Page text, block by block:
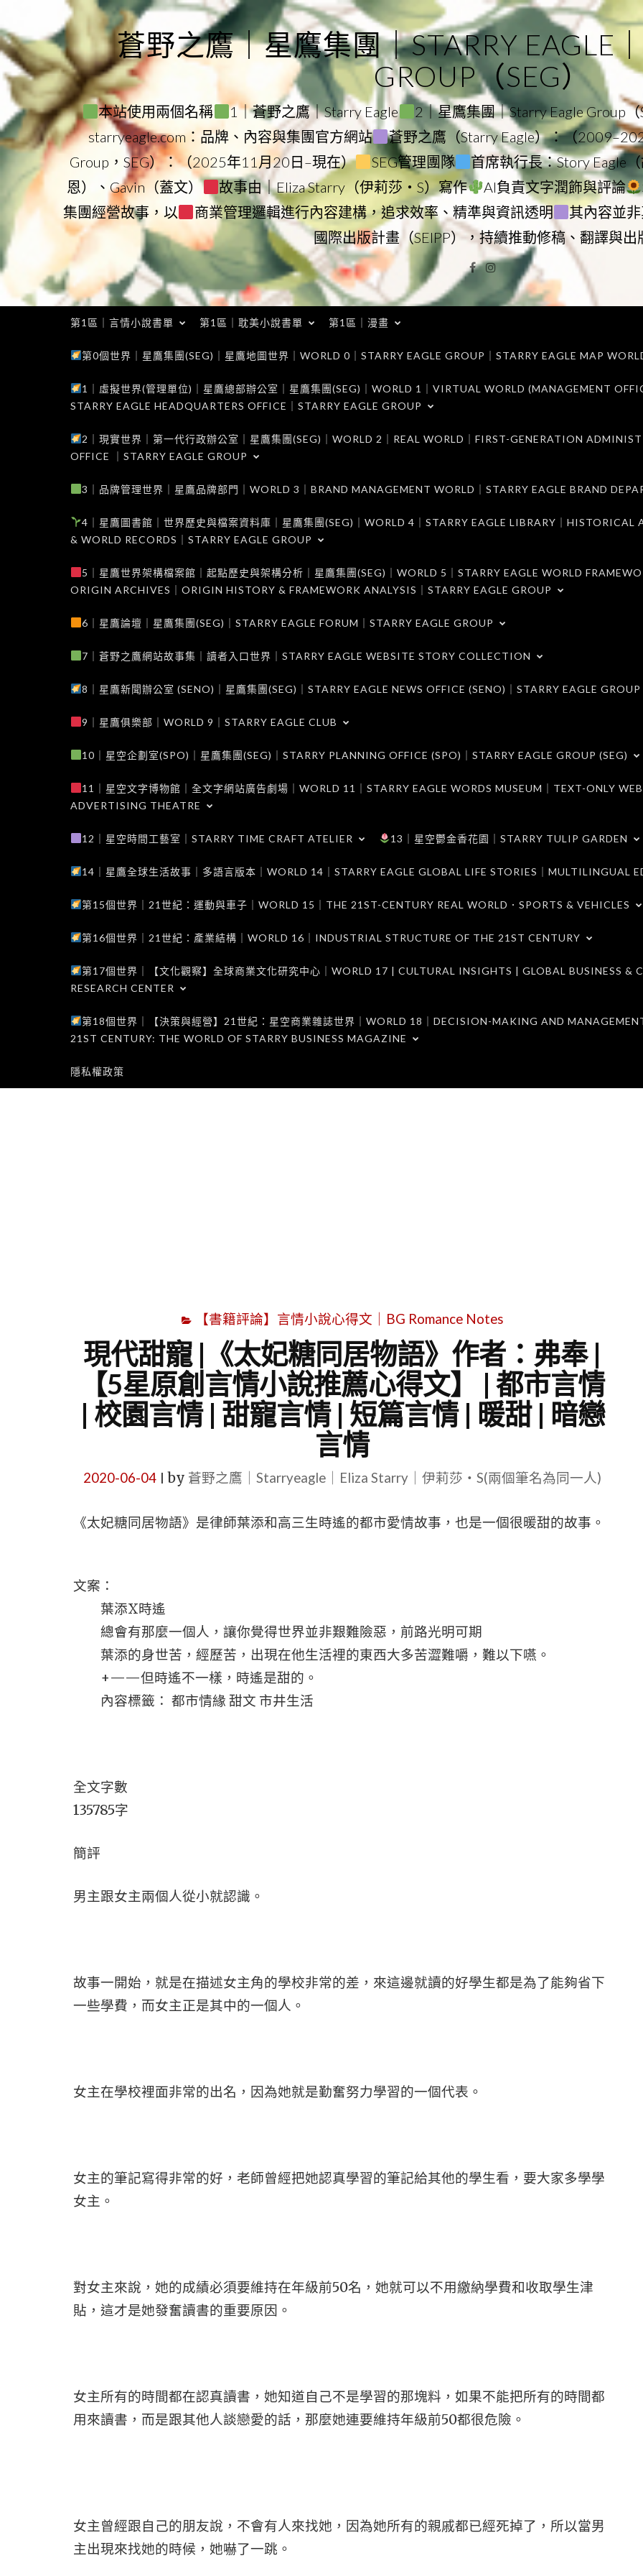
to
content
蒼野之鷹｜星鷹集團｜STARRY EAGLE
GROUP（SEG）
本站使用兩個名稱 1｜蒼野之鷹｜Starry Eagle 2｜星鷹集團｜Starry Eagle Group（
starryeagle.com：品牌、內容與集團官方網站
蒼野之鷹（Starry Eagle）：（
Group，SEG）：（2025年11月20日–現在）
SEG管理團隊 首席執行長：Story Eagle（
恩）、Gavin（蓋文）
故事由｜Eliza Starry（伊莉莎・S）寫作 AI負責文字潤飾與評論
集團經營故事，以
商業管理邏輯進行內容建構，追求效率、精準與資訊透明 其內容並
國際出版計畫（SEIPP），持續推動修稿、翻譯與出
Facebook
Instagram
第1區｜言情小說書單 第1區｜耽美小說書單 第1區｜漫畫
第0個世界｜星鷹集團(SEG)｜星鷹地圖世界｜WORLD 0｜STARRY EAGLE GROUP｜STARRY EAGLE MAP
1｜虛擬世界(管理單位)｜星鷹總部辦公室｜星鷹集團(SEG)｜WORLD 1｜VIRTUAL WORLD (MANAGEMENT
STARRY EAGLE HEADQUARTERS OFFICE｜STARRY EAGLE GROUP
2｜現實世界｜第一代行政辦公室｜星鷹集團(SEG)｜WORLD 2｜REAL WORLD｜FIRST-GENERATION
OFFICE ｜STARRY EAGLE GROUP
3｜品牌管理世界｜星鷹品牌部門｜WORLD 3｜BRAND MANAGEMENT WORLD｜STARRY EAGLE BRAND
4｜星鷹圖書館｜世界歷史與檔案資料庫｜星鷹集團(SEG)｜WORLD 4｜STARRY EAGLE LIBRARY｜HISTORICAL
& WORLD RECORDS｜STARRY EAGLE GROUP
5｜星鷹世界架構檔案館｜起點歷史與架構分析｜星鷹集團(SEG)｜WORLD 5｜STARRY EAGLE WORLD
ORIGIN ARCHIVES｜ORIGIN HISTORY & FRAMEWORK ANALYSIS｜STARRY EAGLE GROUP
6｜星鷹論壇｜星鷹集團(SEG)｜STARRY EAGLE FORUM｜STARRY EAGLE GROUP
7｜蒼野之鷹網站故事集｜讀者入口世界｜STARRY EAGLE WEBSITE STORY COLLECTION
8｜星鷹新聞辦公室 (SENO)｜星鷹集團(SEG)｜STARRY EAGLE NEWS OFFICE (SENO)｜STARRY EAGLE GROUP
9｜星鷹俱樂部｜WORLD 9｜STARRY EAGLE CLUB
10｜星空企劃室(SPO)｜星鷹集團(SEG)｜STARRY PLANNING OFFICE (SPO)｜STARRY EAGLE GROUP (SEG)
11｜星空文字博物館｜全文字網站廣告劇場｜WORLD 11｜STARRY EAGLE WORDS MUSEUM｜TEXT-ONLY
ADVERTISING THEATRE
12｜星空時間工藝室｜STARRY TIME CRAFT ATELIER 13｜星空鬱金香花園｜STARRY TULIP GARDEN
14｜星鷹全球生活故事｜多語言版本｜WORLD 14｜STARRY EAGLE GLOBAL LIFE STORIES｜MULTILINGUAL
第15個世界｜21世紀：運動與車子｜WORLD 15｜THE 21ST-CENTURY REAL WORLD．SPORTS & VEHICLES
第16個世界｜21世紀：產業結構｜WORLD 16｜INDUSTRIAL STRUCTURE OF THE 21ST CENTURY
第17個世界｜【文化觀察】全球商業文化研究中心｜WORLD 17 | CULTURAL INSIGHTS | GLOBAL BUSINESS &
RESEARCH CENTER
第18個世界｜【決策與經營】21世紀：星空商業雜誌世界｜WORLD 18｜DECISION-MAKING AND
21ST CENTURY: THE WORLD OF STARRY BUSINESS MAGAZINE
隱私權政策
【書籍評論】言情小說心得文｜BG Romance Notes
現代甜寵 |《太妃糖同居物語》作者：弗奉 |
【5星原創言情小說推薦心得文】 | 都市言情
| 校園言情 | 甜寵言情 | 短篇言情 | 暖甜 | 暗戀
言情
2020-06-04 by 蒼野之鷹｜Starryeagle｜Eliza Starry｜伊莉莎・S(兩個筆名為同一人)
《太妃糖同居物語》是律師葉添和高三生時遙的都市愛情故事，也是一個很暖甜的故事。
文案：
葉添X時遙
總會有那麼一個人，讓你覺得世界並非艱難險惡，前路光明可期
葉添的身世苦，經歷苦，出現在他生活裡的東西大多苦澀難嚼，難以下嚥。
+——但時遙不一樣，時遙是甜的。
內容標籤： 都市情緣 甜文 市井生活
全文字數
135785字
簡評
男主跟女主兩個人從小就認識。
故事一開始，就是在描述女主角的學校非常的差，來這邊就讀的好學生都是為了能夠省下
一些學費，而女主正是其中的一個人。
女主在學校裡面非常的出名，因為她就是勤奮努力學習的一個代表。
女主的筆記寫得非常的好，老師曾經把她認真學習的筆記給其他的學生看，要大家多學學
女主。
對女主來說，她的成績必須要維持在年級前50名，她就可以不用繳納學費和收取學生津
貼，這才是她發奮讀書的重要原因。
女主所有的時間都在認真讀書，她知道自己不是學習的那塊料，如果不能把所有的時間都
用來讀書，而是跟其他人談戀愛的話，那麼她連要維持年級前50都很危險。
女主曾經跟自己的朋友說，不會有人來找她，因為她所有的親戚都已經死掉了，所以當男
主出現來找她的時候，她嚇了一跳。